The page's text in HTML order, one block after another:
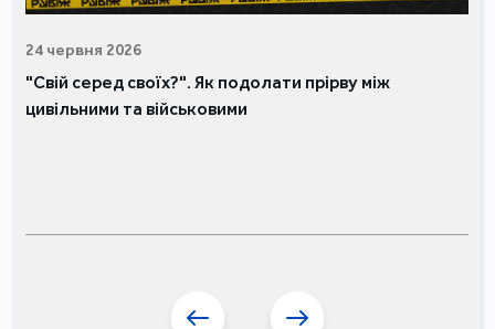
24 червня 2026
"Свій серед своїх?". Як подолати прірву між
цивільними та військовими